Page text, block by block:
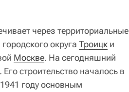
через территориальные
округа Троицк и
Москве. На сегодняшний
. Его строительство началось в
году основным